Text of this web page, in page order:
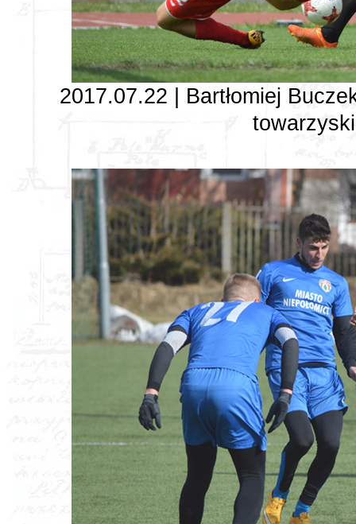
2017.07.22 | Bartłomiej